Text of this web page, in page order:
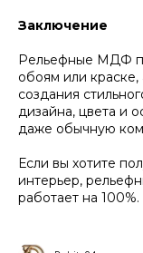
Заключение
Рельефные МДФ
обоям или
создания
дизайна, цвета и
даже обычную
Если вы хотите
интерьер,
работает на 100%.